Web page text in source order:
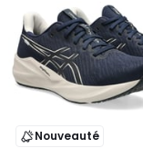
Nouveauté